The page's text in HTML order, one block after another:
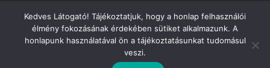
Copyright ©2026 mente.hu
Kedves Látogató! Tájékoztatjuk, hogy a honlap felhasználói
élmény fokozásának érdekében sütiket alkalmazunk. A
honlapunk használatával ön a tájékoztatásunkat tudomásul
veszi.